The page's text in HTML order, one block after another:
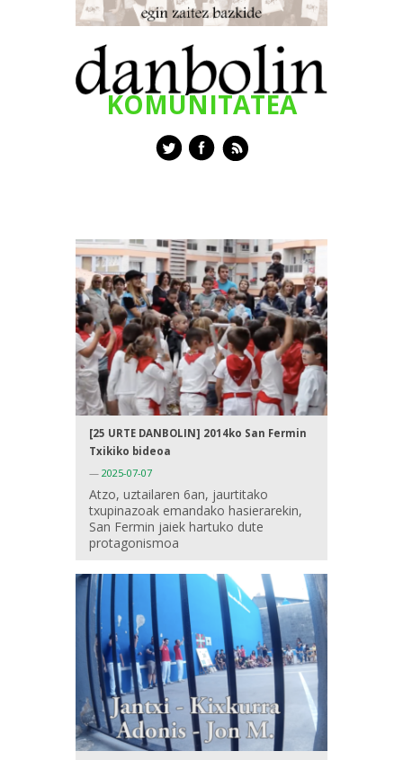
KOMUNITATEA
[25 URTE DANBOLIN] 2014ko San Fermin
Txikiko bideoa
— 2025-07-07
Atzo, uztailaren 6an, jaurtitako
txupinazoak emandako hasierarekin,
San Fermin jaiek hartuko dute
protagonismoa